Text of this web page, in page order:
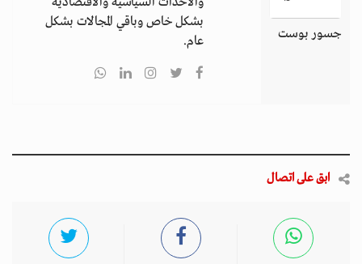
جسور بوست
بشكل خاص وباقي المجالات بشكل
عام.
ابق على اتصال